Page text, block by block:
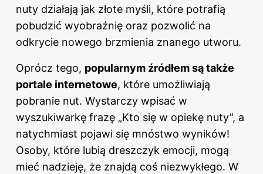
nuty działają jak złote myśli, które potrafią
pobudzić wyobraźnię oraz pozwolić na
odkrycie nowego brzmienia znanego utworu.
Oprócz tego, popularnym źródłem są także
portale internetowe, które umożliwiają
pobranie nut. Wystarczy wpisać w
wyszukiwarkę frazę „Kto się w opiekę nuty”, a
natychmiast pojawi się mnóstwo wyników!
Osoby, które lubią dreszczyk emocji, mogą
mieć nadzieję, że znajdą coś niezwykłego. W